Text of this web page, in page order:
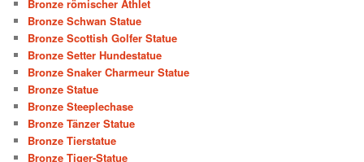
Bronze römischer Athlet
Bronze Schwan Statue
Bronze Scottish Golfer Statue
Bronze Setter Hundestatue
Bronze Snaker Charmeur Statue
Bronze Statue
Bronze Steeplechase
Bronze Tänzer Statue
Bronze Tierstatue
Bronze Tiger-Statue